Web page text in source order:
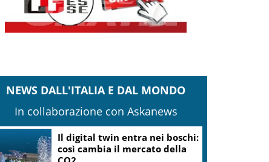
NEWS DALL'ITALIA E DAL MONDO
In collaborazione con Askanews
Il digital twin entra nei boschi:
così cambia il mercato della